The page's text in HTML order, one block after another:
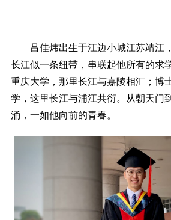
吕佳炜出生于江边小城江苏靖江
长江似一条纽带，串联起他所有的求
重庆大学，那里长江与嘉陵相汇；博
学，这里长江与浦江共衍。从朝天门
涌，一如他向前的青春。